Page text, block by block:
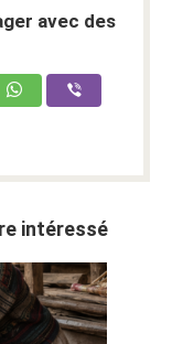
avec des
intéressé